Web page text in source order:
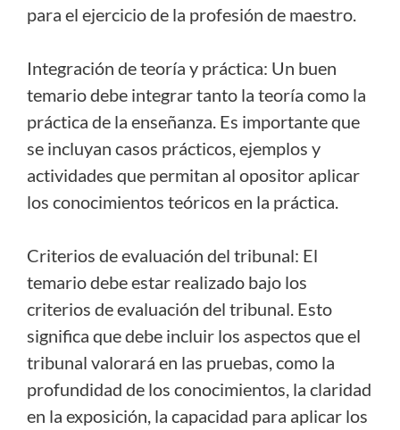
para el ejercicio de la profesión de maestro.
Integración de teoría y práctica: Un buen
temario debe integrar tanto la teoría como la
práctica de la enseñanza. Es importante que
se incluyan casos prácticos, ejemplos y
actividades que permitan al opositor aplicar
los conocimientos teóricos en la práctica.
Criterios de evaluación del tribunal: El
temario debe estar realizado bajo los
criterios de evaluación del tribunal. Esto
significa que debe incluir los aspectos que el
tribunal valorará en las pruebas, como la
profundidad de los conocimientos, la claridad
en la exposición, la capacidad para aplicar los